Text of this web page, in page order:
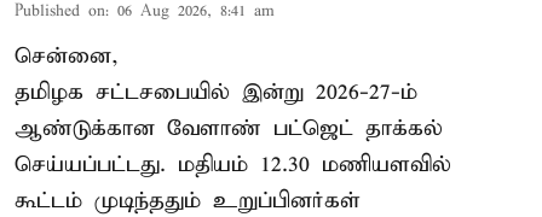
Published on: 06 Aug 2026, 8:41 am
சென்னை,
தமிழக சட்டசபையில் இன்று 2026-27-ம்
ஆண்டுக்கான வேளாண் பட்ஜெட் தாக்கல்
செய்யப்பட்டது. மதியம் 12.30 மணியளவில்
கூட்டம் முடிந்ததும் உறுப்பினர்கள்